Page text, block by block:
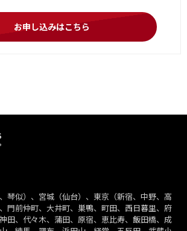
お申し込みはこちら
琴似）、宮城（仙台）、東京（新宿、中野、高
門前仲町、大井町、巣鴨、町田、西日暮里、府
田、代々木、蒲田、原宿、恵比寿、飯田橋、成